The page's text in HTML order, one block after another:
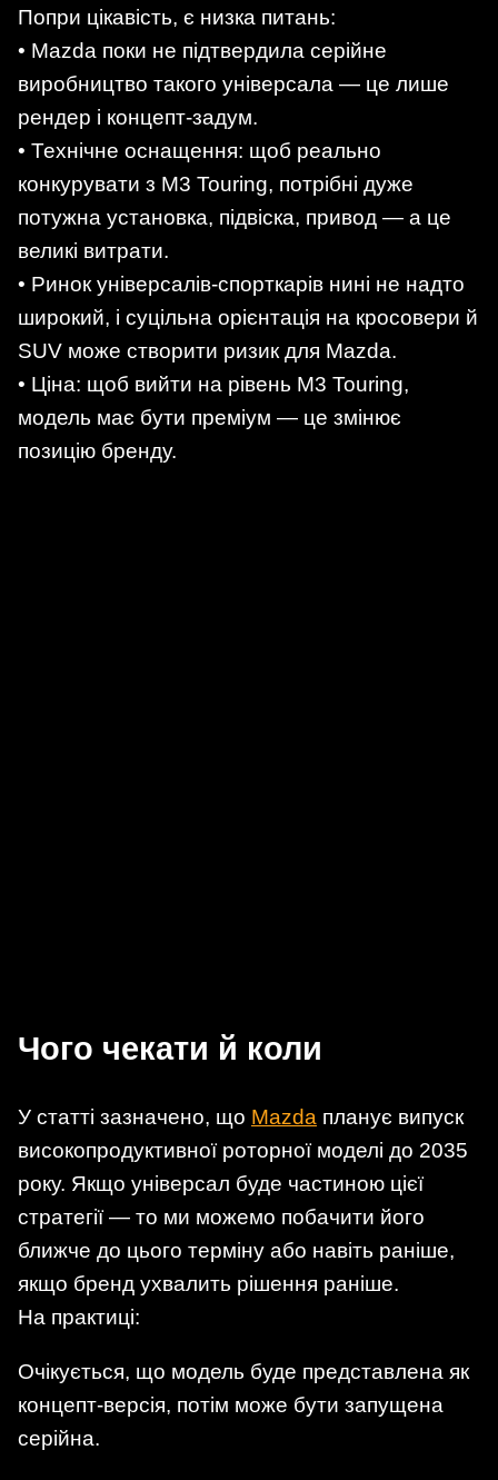
Попри цікавість, є низка питань:
• Mazda поки не підтвердила серійне
виробництво такого універсала — це лише
рендер і концепт-задум.
• Технічне оснащення: щоб реально
конкурувати з M3 Touring, потрібні дуже
потужна установка, підвіска, привод — а це
великі витрати.
• Ринок універсалів-спорткарів нині не надто
широкий, і суцільна орієнтація на кросовери й
SUV може створити ризик для Mazda.
• Ціна: щоб вийти на рівень M3 Touring,
модель має бути преміум — це змінює
позицію бренду.
Чого чекати й коли
У статті зазначено, що Mazda планує випуск
високопродуктивної роторної моделі до 2035
року. Якщо універсал буде частиною цієї
стратегії — то ми можемо побачити його
ближче до цього терміну або навіть раніше,
якщо бренд ухвалить рішення раніше.
На практиці:
Очікується, що модель буде представлена як
концепт-версія, потім може бути запущена
серійна.